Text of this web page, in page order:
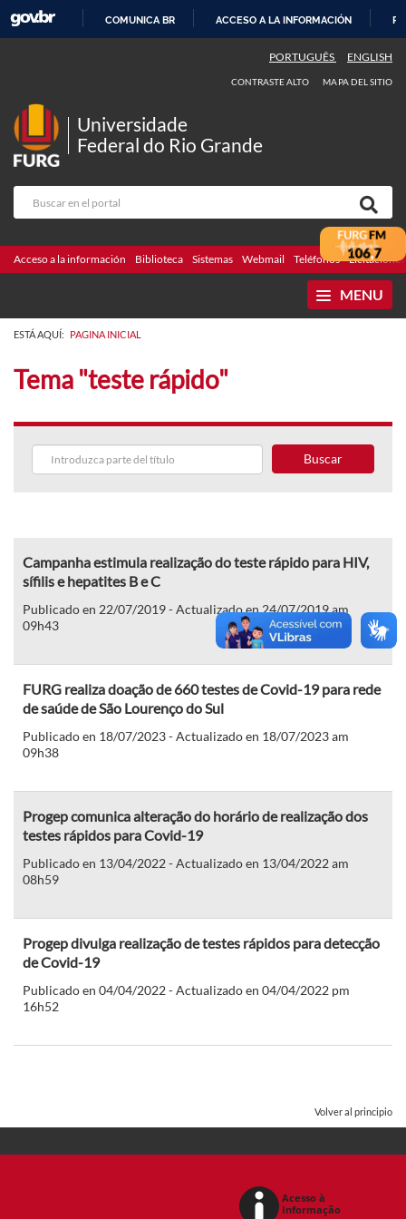
CONTENIDO
COMUNICA BR ACCESO A LA INFORMACIÓN
PORTUGUÊS ENGLISH
CONTRASTE ALTO MAPA DEL SITIO
Universidade
Federal do Rio Grande
Acceso a la información Biblioteca Sistemas Webmail Teléfonos Licitaciones
MENU
ESTÁ AQUÍ: PAGINA INICIAL
Tema "teste rápido"
Buscar
Campanha estimula realização do teste rápido para HIV,
sífilis e hepatites B e C
Publicado en 22/07/2019 - Actualizado en 24/07/2019 am
09h43
FURG realiza doação de 660 testes de Covid-19 para rede
de saúde de São Lourenço do Sul
Publicado en 18/07/2023 - Actualizado en 18/07/2023 am
09h38
Progep comunica alteração do horário de realização dos
testes rápidos para Covid-19
Publicado en 13/04/2022 - Actualizado en 13/04/2022 am
08h59
Progep divulga realização de testes rápidos para detecção
de Covid-19
Publicado en 04/04/2022 - Actualizado en 04/04/2022 pm
16h52
Volver al principio